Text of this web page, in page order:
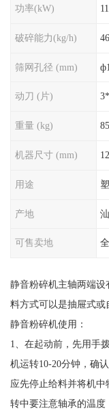
功率(kW) 11
破碎能力(kg/h)
筛网孔径 (mm)
动刀 (片)
重量 (kg)
机器尺寸 (mm)
用途
产地
可售卖地
静音粉碎机主轴两端设
料方式可以是抽屉式或
静音粉碎机使用：
1、在起动前，先用手
机运转10-20分钟，确
应先停止给料并将机
转中要注意轴承的温